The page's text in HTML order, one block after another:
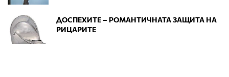
ДОСПЕХИТЕ – РОМАНТИЧНАТА ЗАЩИТА НА
РИЦАРИТЕ